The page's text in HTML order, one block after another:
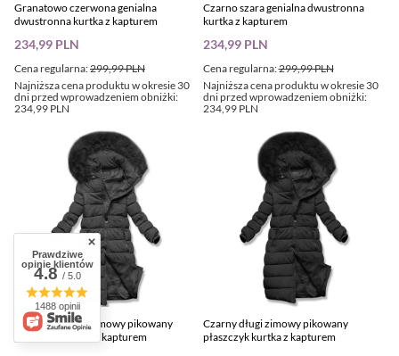
Granatowo czerwona genialna
dwustronna kurtka z kapturem
Cena regularna:299,99 PLN
234,99 PLN
Najniższa cena produktu w okresie 30
dni przed wprowadzeniem obniżki:
234,99 PLN
Czarno szara genialna dwustronna
kurtka z kapturem
Cena regularna:299,99 PLN
234,99 PLN
Najniższa cena produktu w okresie 30
dni przed wprowadzeniem obniżki:
234,99 PLN
Grafitowy długi zimowy pikowany
płaszczyk kurtka z kapturem
Czarny długi zimowy pikowany
płaszczyk kurtka z kapturem
Prawdziwe
opinie klientów
4.8/ 5.0
1488 opinii